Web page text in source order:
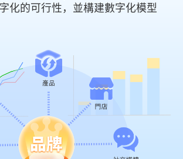
化的可行性，並構建數字化模型